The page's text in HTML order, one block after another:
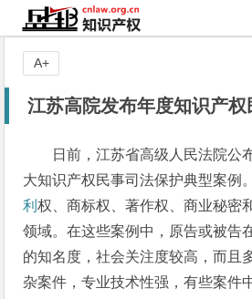
江苏高院发布年度知识产权
日前，江苏省高级人民法院公
大知识产权民事司法保护典型案例
利权、商标权、著作权、商业秘密
领域。在这些案例中，原告或被告
的知名度，社会关注度较高，而且
杂案件，专业技术性强，有些案件
A+